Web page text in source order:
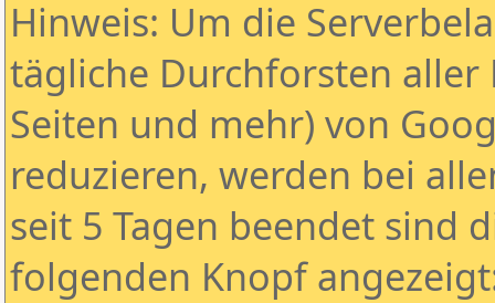
Hinweis: Um die
tägliche Durchforsten aller
Seiten und mehr) von
reduzieren, werden bei
seit 5 Tagen beendet sind
folgenden Knopf